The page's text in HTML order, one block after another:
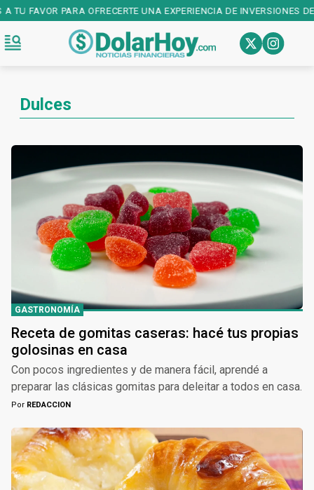
FAVOR PARA OFRECERTE UNA EXPERIENCIA DE INVERSIONES DE
Dulces
GASTRONOMÍA
Receta de gomitas caseras: hacé tus propias
golosinas en casa
Con pocos ingredientes y de manera fácil, aprendé a
preparar las clásicas gomitas para deleitar a todos en casa.
Por REDACCION